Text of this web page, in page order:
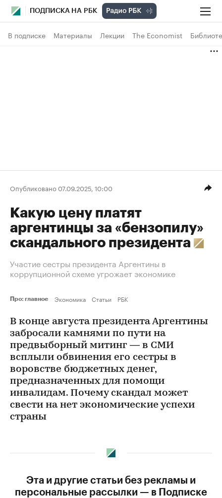
ПОДПИСКА НА РБК
В подписке Материалы Лекции The Economist
Опубликовано 07.09.2025, 10:00
Какую цену платят
аргентинцы за «бензопилу»
скандального президента
Участие сестры президента Аргентины в
коррупционной схеме угрожает экономике
Про: главное Экономика Статьи РБК
В конце августа президента Аргентины
забросали камнями по пути на
предвыборный митинг — в СМИ
всплыли обвинения его сестры в
воровстве бюджетных денег,
предназначенных для помощи
инвалидам. Почему скандал может
свести на нет экономические успехи
страны
Эта и другие статьи без рекламы и
персональные рассылки — в Подписке